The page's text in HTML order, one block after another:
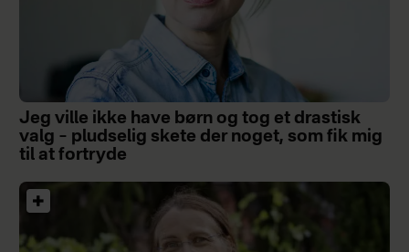
Jeg ville ikke have børn og tog et drastisk
valg – pludselig skete der noget, som fik mig
til at fortryde